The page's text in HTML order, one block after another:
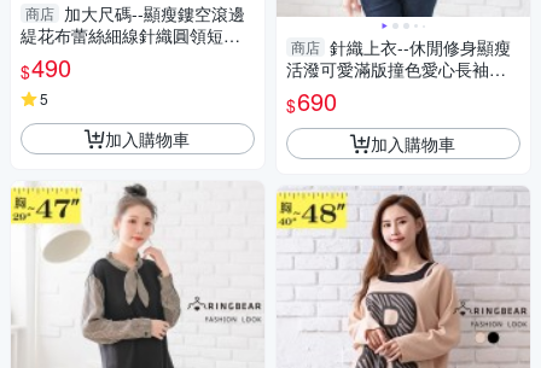
商店 加大尺碼--顯瘦鏤空滾邊
緹花布蕾絲細線針織圓領短袖
上衣(黑.粉.米L-3L)-U614眼圈
熊中大尺碼
$490
5
加入購物車
商店 針織上衣--休閒修身顯瘦
活潑可愛滿版撞色愛心長袖針
織毛衣(紅.綠M-3L)-X397眼圈
熊中大尺碼
$690
加入購物車